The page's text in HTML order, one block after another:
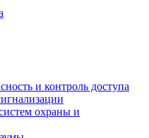
и контроль доступа
охраны и